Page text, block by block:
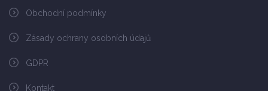
Obchodní podmínky
Zásady ochrany osobních údajů
GDPR
Kontakt